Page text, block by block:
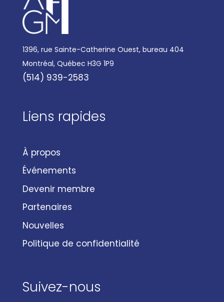
1396, rue Sainte-Catherine Ouest, bureau 404
Montréal, Québec H3G 1P9
(514) 939-2583
Liens rapides
À propos
Événements
Devenir membre
Partenaires
Nouvelles
Politique de confidentialité
Suivez-nous